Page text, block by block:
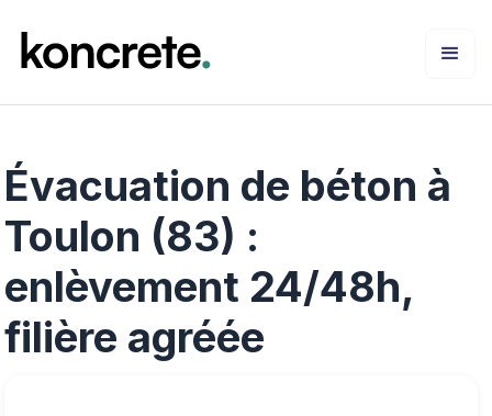
Évacuation de béton à
Toulon (83) :
enlèvement 24/48h,
filière agréée